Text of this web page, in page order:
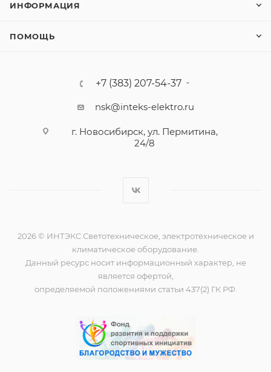
ИНФОРМАЦИЯ
ПОМОЩЬ
+7 (383) 207-54-37
nsk@inteks-elektro.ru
г. Новосибирск, ул. Пермитина,
24/8
2026 © ИНТЭКС Светотехническое, электротехническое и
климатическое оборудование.
Данный ресурс носит информационный характер, не
является офертой,
определяемой положениями статьи 437(2) ГК РФ.